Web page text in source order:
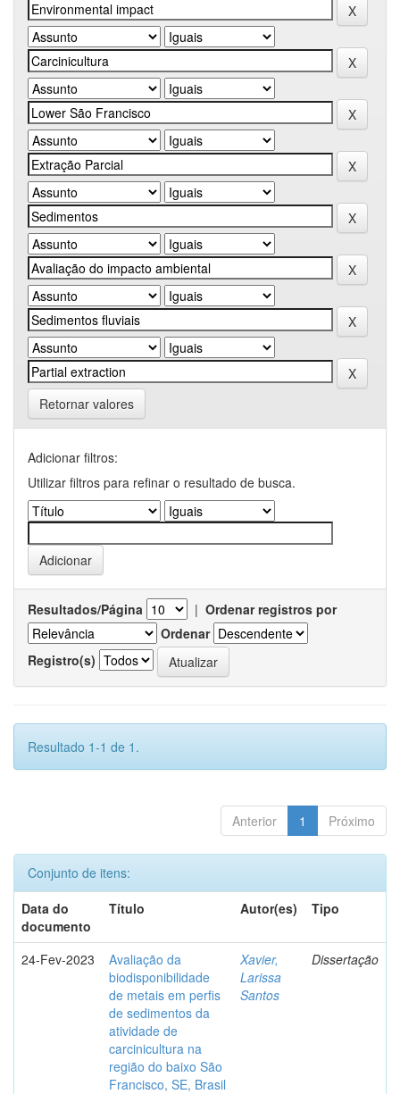
Retornar valores
Adicionar filtros:
Utilizar filtros para refinar o resultado de busca.
Resultados/Página | Ordenar registros por
Ordenar
Registro(s)
Resultado 1-1 de 1.
Anterior 1 Próximo
Conjunto de itens:
Data do
documento
Título Autor(es) Tipo
24-Fev-2023
Avaliação da
biodisponibilidade
de metais em perfis
de sedimentos da
atividade de
carcinicultura na
região do baixo São
Francisco, SE, Brasil
Xavier,
Larissa
Santos
Dissertação